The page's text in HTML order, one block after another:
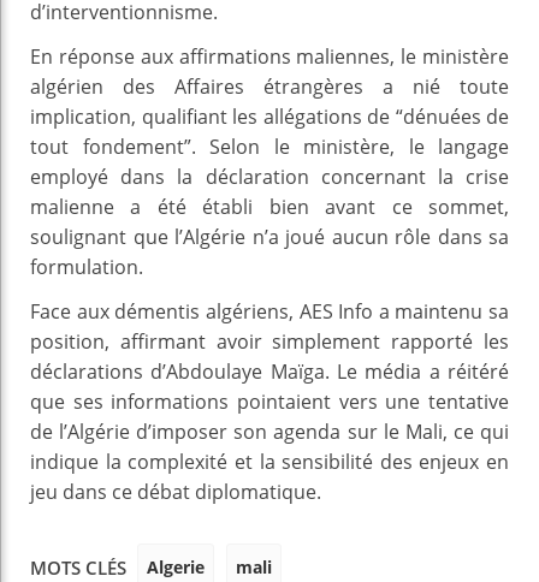
d’interventionnisme.
En réponse aux affirmations maliennes, le ministère
algérien des Affaires étrangères a nié toute
implication, qualifiant les allégations de “dénuées de
tout fondement”. Selon le ministère, le langage
employé dans la déclaration concernant la crise
malienne a été établi bien avant ce sommet,
soulignant que l’Algérie n’a joué aucun rôle dans sa
formulation.
Face aux démentis algériens, AES Info a maintenu sa
position, affirmant avoir simplement rapporté les
déclarations d’Abdoulaye Maïga. Le média a réitéré
que ses informations pointaient vers une tentative
de l’Algérie d’imposer son agenda sur le Mali, ce qui
indique la complexité et la sensibilité des enjeux en
jeu dans ce débat diplomatique.
MOTS CLÉS Algerie mali